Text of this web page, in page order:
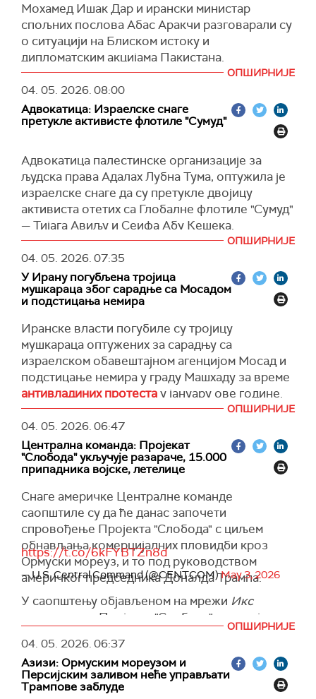
( Танјуг)
преносиРојтерс.
Амерички Пројекат "Слобода", који за циљ има
безбедно извлачење бродова из Ормуског
мореуза, започеће данас, према најавама
Централне команде америчке војске.
Саопштено је да та операција укључује
стотину копнених и поморских летелица,
беспилотне платформе и око 15.000
припадника војних снага.
Трамп је синоћ поручио да је реч о
"хуманитарној иницијативи" за земље које нису
укључене у сукоб на Блиском истоку.
(Reuters)
Мохамед Ишак Дар и ирански министар
спољних послова Абас Аракчи разговарали су
о ситуацији на Блиском истоку и
дипломатским акцијама Пакистана.
"конструктивну улогу Пакистана и искрене
посредничке напоре", саопштено је из
Министарства спољних послова Пакистана.
Дар је "потврдио посвећеност Пакистана
конструктивном раду" и нагласио да дијалог и
дипломатија остају једини пут ка мирном
решавању проблема и постизању трајног мира
и стабилности у региону и шире.
(Al Jazeera)
ОПШИРНИЈЕ
04. 05. 2026.08:00
Адвокатица: Израелске снаге
претукле активисте флотиле "Сумуд"
Адвокатица палестинске организације за
људска права Адалах Лубна Тума, оптужила је
израелске снаге да су претукле двојицу
активиста отетих са Глобалне флотиле "Сумуд"
— Тијага Авиљу и Сеифа Абу Кешека.
Према њеним речима, њих двојица су
издвојени из групе након што је израелска
морнарица пресрела флотилу у међународним
водама и одвела их у Израел, док су остали
"Након издвајања и притварања, били су
изложени низу насилних чинова", изјавила је
Тума.
Она је навела да су активисти били приморани
да леже на стомаку са челом на земљи, са
повезом преко очију све време, као и да су
више пута физички и вербално злостављани.
Авиља се, како тврди, два пута онесвестио од
последица удараца.
"Реч је о нивоу насиља који се, према
међународном праву, може класификовати
као мучење", истакла је Тума.
Авиља и Кешек су јуче изведени пред суд, где
им је притвор продужен за још четири дана.
Појасу Газе са циљем доставе хуманитарне
помоћи, саопштили су да су израелске снаге
прошле седмице у међународним водама, у
близини Грчке и око 1.000 километара од
израелске обале, пресреле 22 пловила са
укупно 58 учесника.
ОПШИРНИЈЕ
04. 05. 2026.07:35
У Ирану погубљена тројица
мушкараца због сарадње са Мосадом
и подстицања немира
Иранске власти погубиле су тројицу
мушкараца оптужених за сарадњу са
израелском обавештајном агенцијом Мосад и
подстицање немира у граду Машхаду за време
антивладиних протестау јануару ове године.
ОПШИРНИЈЕ
04. 05. 2026.06:47
Централна команда: Пројекат
"Слобода" укључује разараче, 15.000
припадника војске, летелице
Снаге америчке Централне команде
саопштиле су да ће данас започети
спровођење Пројекта "Слобода" с циљем
обнављања комерцијалних пловидби кроз
Ормуски мореуз, и то под руководством
америчког председника Доналда Трампа.
У саопштењу објављеном на мрежи Икс
наводи се да Пројекат "Слобода" укључује
разараче са навођеним ракетама, више од
стотину копнених и поморских летелица,
беспилотне платформе и око 15.000
припадника војних снага.
https://t.co/6kFYBTZn8d
— U.S. Central Command (@CENTCOM)May 3, 2026
ОПШИРНИЈЕ
04. 05. 2026.06:37
Азизи: Ормуским мореузом и
Персијским заливом неће управљати
Трампове заблуде